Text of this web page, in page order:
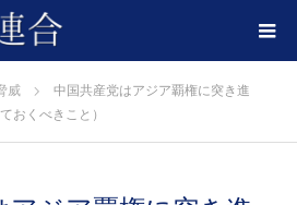
威
中国共産党はアジア覇権に突き進
おくべきこと）